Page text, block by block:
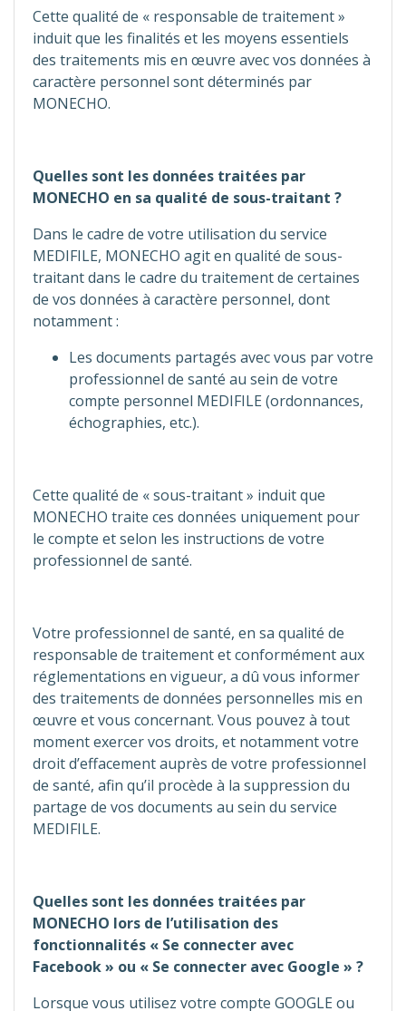
Cette qualité de « responsable de traitement »
induit que les finalités et les moyens essentiels
des traitements mis en œuvre avec vos données à
caractère personnel sont déterminés par
MONECHO.
Quelles sont les données traitées par
MONECHO en sa qualité de sous-traitant ?
Dans le cadre de votre utilisation du service
MEDIFILE, MONECHO agit en qualité de sous-
traitant dans le cadre du traitement de certaines
de vos données à caractère personnel, dont
notamment :
Les documents partagés avec vous par votre
professionnel de santé au sein de votre
compte personnel MEDIFILE (ordonnances,
échographies, etc.).
Cette qualité de « sous-traitant » induit que
MONECHO traite ces données uniquement pour
le compte et selon les instructions de votre
professionnel de santé.
Votre professionnel de santé, en sa qualité de
responsable de traitement et conformément aux
réglementations en vigueur, a dû vous informer
des traitements de données personnelles mis en
œuvre et vous concernant. Vous pouvez à tout
moment exercer vos droits, et notamment votre
droit d’effacement auprès de votre professionnel
de santé, afin qu’il procède à la suppression du
partage de vos documents au sein du service
MEDIFILE.
Quelles sont les données traitées par
MONECHO lors de l’utilisation des
fonctionnalités « Se connecter avec
Facebook » ou « Se connecter avec Google » ?
Lorsque vous utilisez votre compte GOOGLE ou